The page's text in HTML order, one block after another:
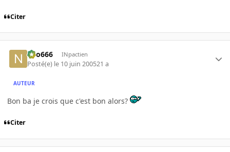
Citer
neo666 INpactien
Posté(e) le 10 juin 200521 a
AUTEUR
Bon ba je crois que c'est bon alors?
Citer